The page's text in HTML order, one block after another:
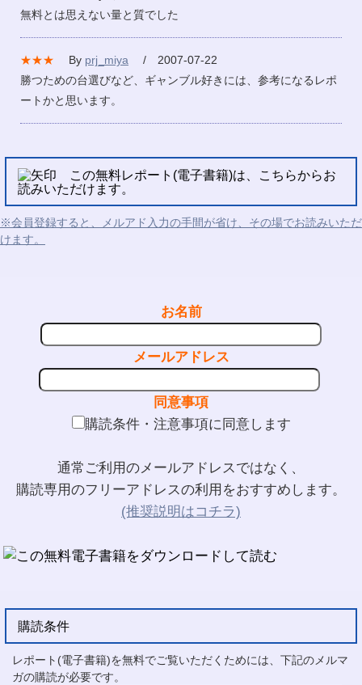
無料とは思えない量と質でした
★★★ By prj_miya
/ 2007-07-22
勝つための台選びなど、ギャンブル好きには、参考になるレポ
ートかと思います。
この無料レポート(電子書籍)は、こちらからお
読みいただけます。
※会員登録すると、メルアド入力の手間が省け、その場でお読みいただ
けます。
お名前
メールアドレス
同意事項
購読条件・注意事項に同意します
通常ご利用のメールアドレスではなく、
購読専用のフリーアドレスの利用をおすすめします。
(推奨説明はコチラ)
購読条件
レポート(電子書籍)を無料でご覧いただくためには、下記のメルマ
ガの購読が必要です。